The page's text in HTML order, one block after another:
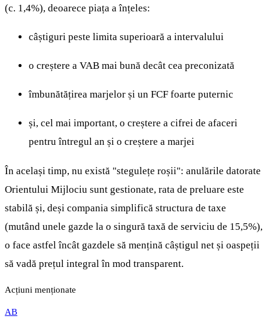
(c. 1,4%), deoarece piața a înțeles:
câștiguri peste limita superioară a intervalului
o creștere a VAB mai bună decât cea preconizată
îmbunătățirea marjelor și un FCF foarte puternic
și, cel mai important, o creștere a cifrei de afaceri
pentru întregul an și o creștere a marjei
În același timp, nu există "stegulețe roșii": anulările datorate
Orientului Mijlociu sunt gestionate, rata de preluare este
stabilă și, deși compania simplifică structura de taxe
(mutând unele gazde la o singură taxă de serviciu de 15,5%),
o face astfel încât gazdele să mențină câștigul net și oaspeții
să vadă prețul integral în mod transparent.
Acțiuni menționate
AB